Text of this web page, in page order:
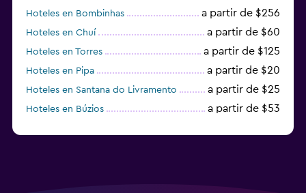
Hoteles en Bombinhas a partir de $256
Hoteles en Chuí a partir de $60
Hoteles en Torres a partir de $125
Hoteles en Pipa a partir de $20
Hoteles en Santana do Livramento a partir de $25
Hoteles en Búzios a partir de $53